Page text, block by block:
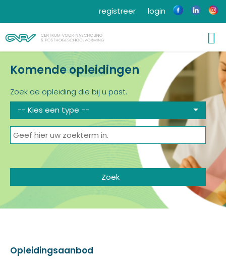
login
registreer
Komende opleidingen
Zoek de opleiding die bij u past.
-- Kies een type --
Opleidingsaanbod